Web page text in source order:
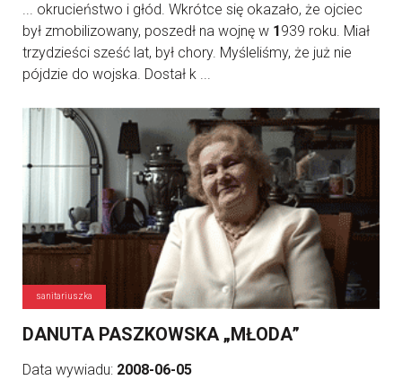
... okrucieństwo i głód. Wkrótce się okazało, że ojciec
był zmobilizowany, poszedł na wojnę w 1 939 roku. Miał
trzydzieści sześć lat, był chory. Myśleliśmy, że już nie
pójdzie do wojska. Dostał k ...
sanitariuszka
DANUTA PASZKOWSKA „MŁODA”
Data wywiadu: 2008-06-05